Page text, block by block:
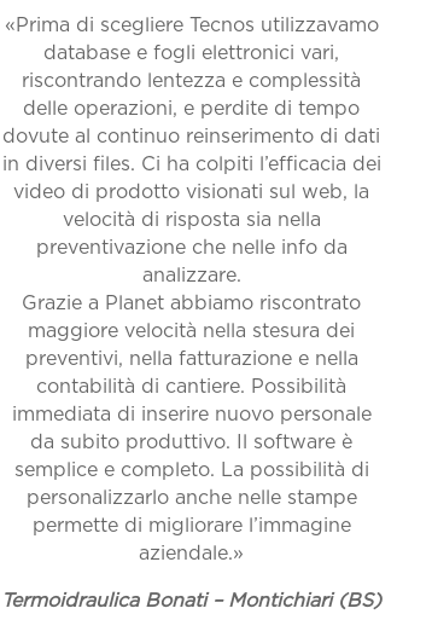
«Prima di scegliere Tecnos utilizzavamo
database e fogli elettronici vari,
riscontrando lentezza e complessità
delle operazioni, e perdite di tempo
dovute al continuo reinserimento di dati
in diversi files. Ci ha colpiti l’efficacia dei
video di prodotto visionati sul web, la
velocità di risposta sia nella
preventivazione che nelle info da
analizzare.
Grazie a Planet abbiamo riscontrato
maggiore velocità nella stesura dei
preventivi, nella fatturazione e nella
contabilità di cantiere. Possibilità
immediata di inserire nuovo personale
da subito produttivo. Il software è
semplice e completo. La possibilità di
personalizzarlo anche nelle stampe
permette di migliorare l’immagine
aziendale.»
Termoidraulica Bonati – Montichiari (BS)